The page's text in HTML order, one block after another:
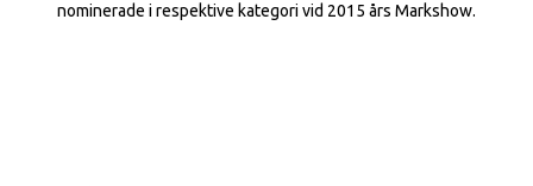
nominerade i respektive kategori vid 2015 års Markshow.